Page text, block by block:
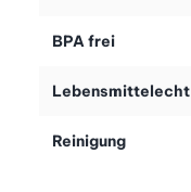
BPA frei
Lebensmittelecht
Reinigung